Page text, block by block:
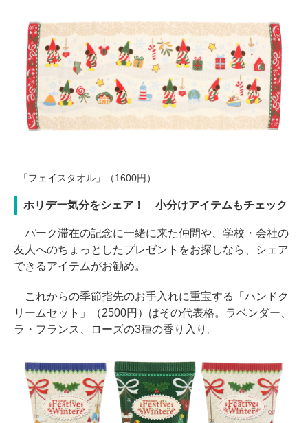
「フェイスタオル」（1600円）
ホリデー気分をシェア！ 小分けアイテムもチェック
パーク滞在の記念に一緒に来た仲間や、学校・会社の
友人へのちょっとしたプレゼントをお探しなら、シェア
できるアイテムがお勧め。
これからの季節指先のお手入れに重宝する「ハンドク
リームセット」（2500円）はその代表格。ラベンダー、
ラ・フランス、ローズの3種の香り入り。